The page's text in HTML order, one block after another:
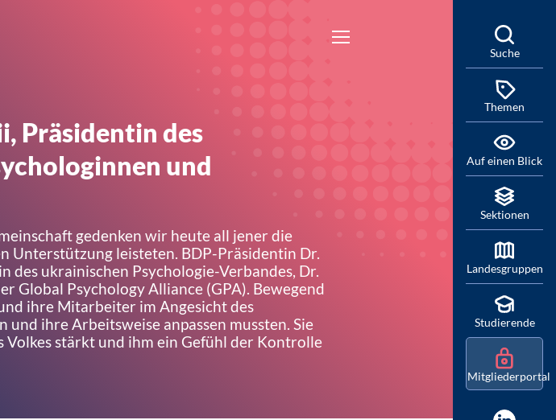
Präsidentin des
und
gedenken wir heute all jener die
Unterstützung leisteten. BDP-Präsidentin Dr.
des ukrainischen Psychologie-Verbandes, Dr.
Global Psychology Alliance (GPA). Bewegend
ihre Mitarbeiter im Angesicht des
ihre Arbeitsweise anpassen mussten. Sie
stärkt und ihm ein Gefühl der Kontrolle
Suche
Themen
Auf einen Blick
Sektionen
Landesgruppen
Studierende
Mitgliederportal